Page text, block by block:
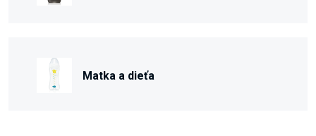
Matka a dieťa